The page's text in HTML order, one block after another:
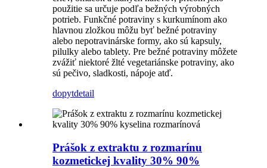
použitie sa určuje podľa bežných výrobných
potrieb. Funkčné potraviny s kurkumínom ako
hlavnou zložkou môžu byť bežné potraviny
alebo nepotravinárske formy, ako sú kapsuly,
pilulky alebo tablety. Pre bežné potraviny môžete
zvážiť niektoré žlté vegetariánske potraviny, ako
sú pečivo, sladkosti, nápoje atď.
dopytdetail
Prášok z extraktu z rozmarínu
kozmetickej kvality 30% 90%